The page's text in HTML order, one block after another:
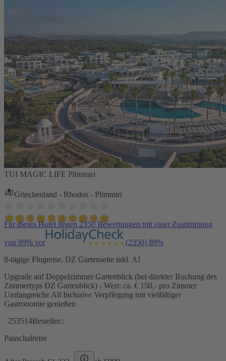
TUI MAGIC LIFE Plimmiri
Griechenland - Rhodos - Plimmiri
Für dieses Hotel liegen 2350 Bewertungen mit einer Zustimmung
von 89% vor (2350) 89%
8-tägige Flugreise, DZ Gartenseite inkl. AI
Upgrade auf Doppelzimmer Gartenblick (bei direkter Buchung des
Zimmertyps DZ Gartenblick) - Wert: ca. € 150,- pro Zimmer
Umfangreiche All Inclusive Verpflegung mit vielfältiger
Gastronomie genießen
253514Bestellnr.:
Pauschalreise